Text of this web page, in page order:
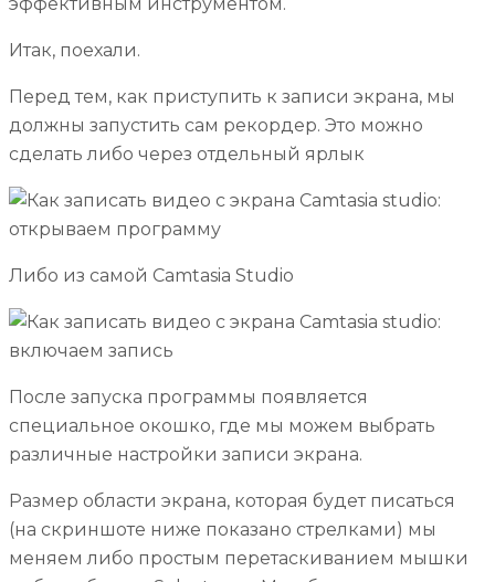
Итак, поехали.
Перед тем, как приступить к записи экрана, мы
должны запустить сам рекордер. Это можно
сделать либо через отдельный ярлык
Либо из самой Camtasia Studio
После запуска программы появляется
специальное окошко, где мы можем выбрать
различные настройки записи экрана.
Размер области экрана, которая будет писаться
(на скриншоте ниже показано стрелками) мы
меняем либо простым перетаскиванием мышки